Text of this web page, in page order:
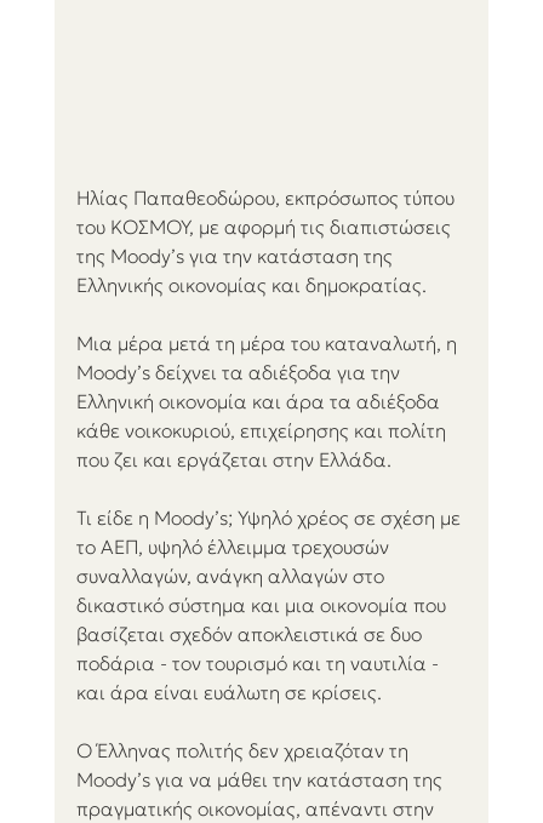
Ηλίας Παπαθεοδώρου, εκπρόσωπος τύπου
του ΚΟΣΜΟΥ, με αφορμή τις διαπιστώσεις
της Moody’s για την κατάσταση της
Ελληνικής οικονομίας και δημοκρατίας.
Μια μέρα μετά τη μέρα του καταναλωτή, η
Moody’s δείχνει τα αδιέξοδα για την
Ελληνική οικονομία και άρα τα αδιέξοδα
κάθε νοικοκυριού, επιχείρησης και πολίτη
που ζει και εργάζεται στην Ελλάδα.
Τι είδε η Moody’s; Υψηλό χρέος σε σχέση με
το ΑΕΠ, υψηλό έλλειμμα τρεχουσών
συναλλαγών, ανάγκη αλλαγών στο
δικαστικό σύστημα και μια οικονομία που
βασίζεται σχεδόν αποκλειστικά σε δυο
ποδάρια - τον τουρισμό και τη ναυτιλία -
και άρα είναι ευάλωτη σε κρίσεις.
Ο Έλληνας πολιτής δεν χρειαζόταν τη
Moody’s για να μάθει την κατάσταση της
πραγματικής οικονομίας, απέναντι στην